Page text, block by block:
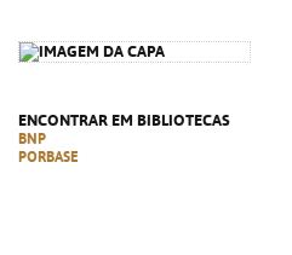
ENCONTRAR EM BIBLIOTECAS
BNP
PORBASE